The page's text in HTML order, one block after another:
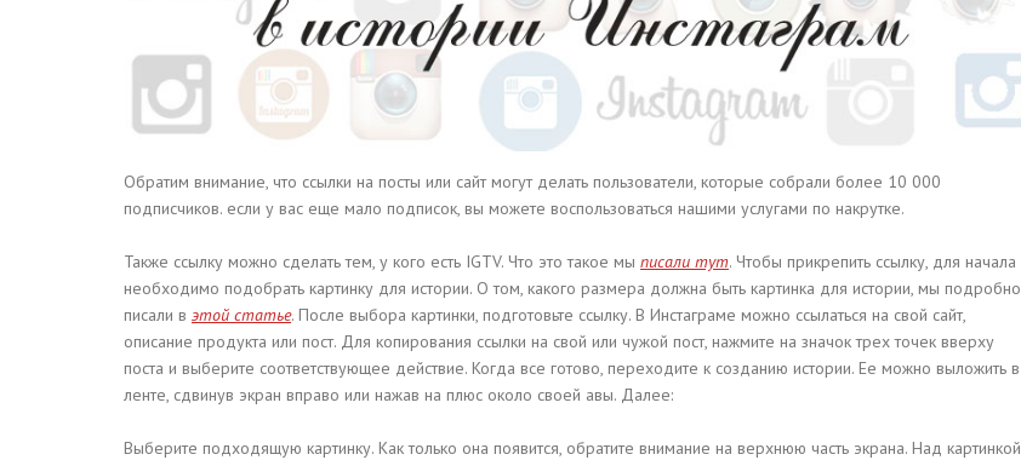
Обратим внимание, что ссылки на посты или сайт могут делать пользователи, которые собрали более 10 000
подписчиков. если у вас еще мало подписок, вы можете воспользоваться нашими услугами по накрутке.
Также ссылку можно сделать тем, у кого есть IGTV. Что это такое мы писали тут. Чтобы прикрепить ссылку, для начала
необходимо подобрать картинку для истории. О том, какого размера должна быть картинка для истории, мы подробно
писали в этой статье. После выбора картинки, подготовьте ссылку. В Инстаграме можно ссылаться на свой сайт,
описание продукта или пост. Для копирования ссылки на свой или чужой пост, нажмите на значок трех точек вверху
поста и выберите соответствующее действие. Когда все готово, переходите к созданию истории. Ее можно выложить в
ленте, сдвинув экран вправо или нажав на плюс около своей авы. Далее:
Выберите подходящую картинку. Как только она появится, обратите внимание на верхнюю часть экрана. Над картинкой